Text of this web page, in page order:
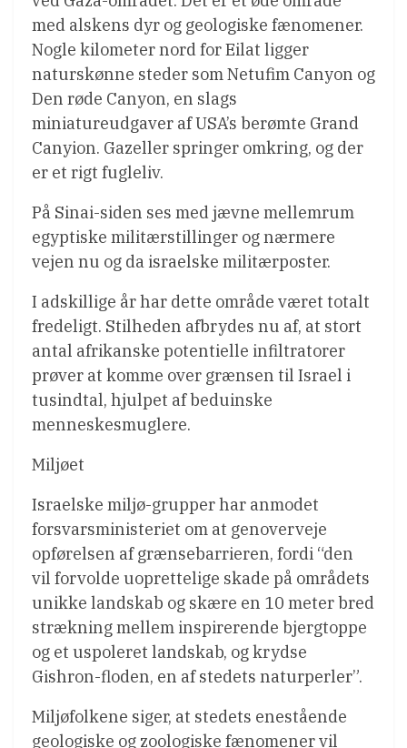
med alskens dyr og geologiske fænomener.
Nogle kilometer nord for Eilat ligger
naturskønne steder som Netufim Canyon og
Den røde Canyon, en slags
miniatureudgaver af USA’s berømte Grand
Canyion. Gazeller springer omkring, og der
er et rigt fugleliv.
På Sinai-siden ses med jævne mellemrum
egyptiske militærstillinger og nærmere
vejen nu og da israelske militærposter.
I adskillige år har dette område været totalt
fredeligt. Stilheden afbrydes nu af, at stort
antal afrikanske potentielle infiltratorer
prøver at komme over grænsen til Israel i
tusindtal, hjulpet af beduinske
menneskesmuglere.
Miljøet
Israelske miljø-grupper har anmodet
forsvarsministeriet om at genoverveje
opførelsen af grænsebarrieren, fordi “den
vil forvolde uoprettelige skade på områdets
unikke landskab og skære en 10 meter bred
strækning mellem inspirerende bjergtoppe
og et uspoleret landskab, og krydse
Gishron-floden, en af stedets naturperler”.
Miljøfolkene siger, at stedets enestående
geologiske og zoologiske fænomener vil